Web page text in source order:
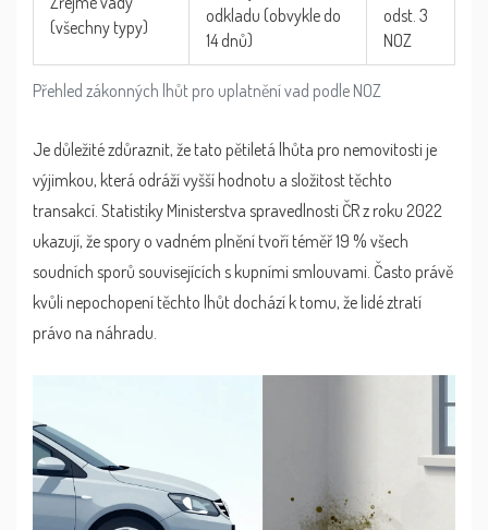
Přehled zákonných lhůt pro uplatnění vad podle NOZ
(všechny typy)
odkladu (obvykle do
14 dnů)
odst. 3
NOZ
Je důležité zdůraznit, že tato pětiletá lhůta pro nemovitosti je
výjimkou, která odráží vyšší hodnotu a složitost těchto
transakcí. Statistiky Ministerstva spravedlnosti ČR z roku 2022
ukazují, že spory o vadném plnění tvoří téměř 19 % všech
soudních sporů souvisejících s kupními smlouvami. Často právě
kvůli nepochopení těchto lhůt dochází k tomu, že lidé ztratí
právo na náhradu.